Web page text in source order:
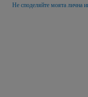
Не споделяйте моята лична